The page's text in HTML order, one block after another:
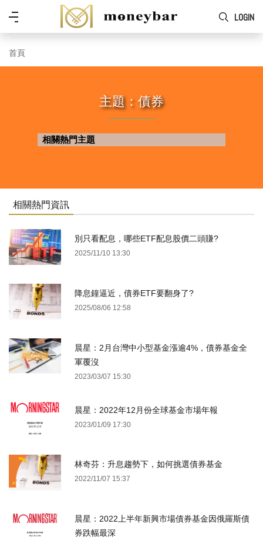
Skip to main content
LOGIN
功
首頁
主題：債券
相關熱門主題
相關熱門資訊
別只看配息，哪些ETF配息股價二頭賺?
2025/11/10 13:30
降息鐘逼近，債券ETF要翻身了?
2025/08/06 12:58
晨星：2月台灣中小型基金漲逾4%，債券基金全
軍覆沒
2023/03/07 15:30
晨星：2022年12月份全球基金市場年報
2023/01/09 17:30
林奇芬：升息趨勢下，如何挑選債券基金
2022/11/07 15:37
晨星：2022上半年新興市場債券基金因俄羅斯債
券跌幅最深